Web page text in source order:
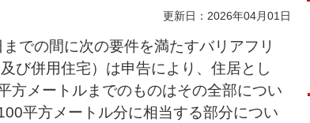
更新日：2026年04月01日
での間に次の要件を満たすバリアフリ
び併用住宅）は申告により、住居とし
方メートルまでのものはその全部につい
平方メートル分に相当する部分につい